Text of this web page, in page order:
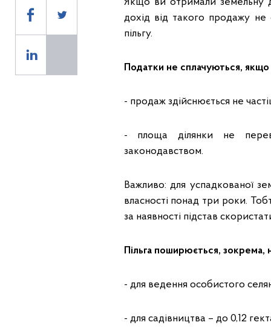
Якщо ви отримали земельну
дохід від такого продажу
пільгу.
Податки не сплачуються,
- продаж здійснюється не
- площа ділянки не
законодавством.
Важливо: для успадкованої
власності понад три роки.
за наявності підстав
Пільга поширюється, зокрема,
- для ведення особистого
- для садівництва – до 0,12